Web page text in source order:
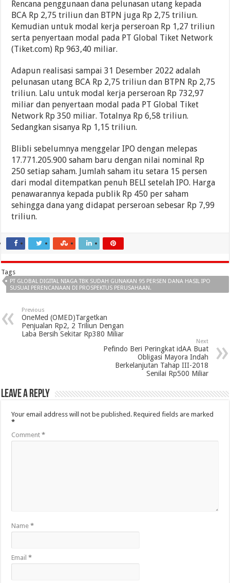
Rencana penggunaan dana pelunasan utang kepada
BCA Rp 2,75 triliun dan BTPN juga Rp 2,75 triliun.
Kemudian untuk modal kerja perseroan Rp 1,27 triliun
serta penyertaan modal pada PT Global Tiket Network
(Tiket.com) Rp 963,40 miliar.
Adapun realisasi sampai 31 Desember 2022 adalah
pelunasan utang BCA Rp 2,75 triliun dan BTPN Rp 2,75
triliun. Lalu untuk modal kerja perseroan Rp 732,97
miliar dan penyertaan modal pada PT Global Tiket
Network Rp 350 miliar. Totalnya Rp 6,58 triliun.
Sedangkan sisanya Rp 1,15 triliun.
Blibli sebelumnya menggelar IPO dengan melepas
17.771.205.900 saham baru dengan nilai nominal Rp
250 setiap saham. Jumlah saham itu setara 15 persen
dari modal ditempatkan penuh BELI setelah IPO. Harga
penawarannya kepada publik Rp 450 per saham
sehingga dana yang didapat perseroan sebesar Rp 7,99
triliun.
Tags
PT GLOBAL DIGITAL NIAGA TBK SUDAH GUNAKAN 95 PERSEN DANA HASIL IPO
SUSUAI PERENCANAAN DI PROSPEKTUS PERUSAHAAN.
Previous
OneMed (OMED)Targetkan
Penjualan Rp2, 2 Triliun Dengan
Laba Bersih Sekitar Rp380 Miliar
Next
Pefindo Beri Peringkat idAA Buat
Obligasi Mayora Indah
Berkelanjutan Tahap III-2018
Senilai Rp500 Miliar
Leave a Reply
Your email address will not be published. Required fields are marked
*
Comment*
Name*
Email*